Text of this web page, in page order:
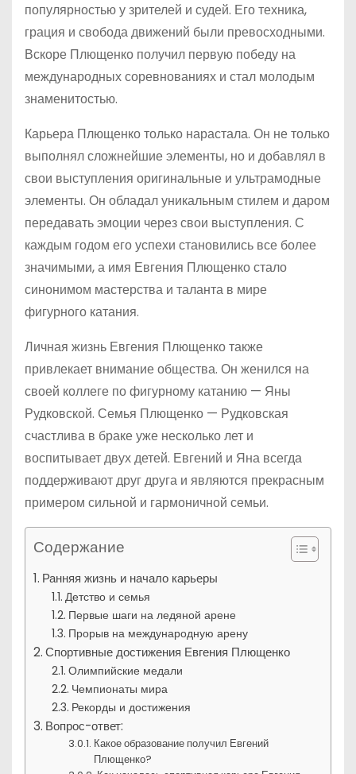
популярностью у зрителей и судей. Его техника,
грация и свобода движений были превосходными.
Вскоре Плющенко получил первую победу на
международных соревнованиях и стал молодым
знаменитостью.
Карьера Плющенко только нарастала. Он не только
выполнял сложнейшие элементы, но и добавлял в
свои выступления оригинальные и ультрамодные
элементы. Он обладал уникальным стилем и даром
передавать эмоции через свои выступления. С
каждым годом его успехи становились все более
значимыми, а имя Евгения Плющенко стало
синонимом мастерства и таланта в мире
фигурного катания.
Личная жизнь Евгения Плющенко также
привлекает внимание общества. Он женился на
своей коллеге по фигурному катанию — Яны
Рудковской. Семья Плющенко — Рудковская
счастлива в браке уже несколько лет и
воспитывает двух детей. Евгений и Яна всегда
поддерживают друг друга и являются прекрасным
примером сильной и гармоничной семьи.
Содержание
Ранняя жизнь и начало карьеры
Детство и семья
Первые шаги на ледяной арене
Прорыв на международную арену
Спортивные достижения Евгения Плющенко
Олимпийские медали
Чемпионаты мира
Рекорды и достижения
Вопрос-ответ:
Какое образование получил Евгений
Плющенко?